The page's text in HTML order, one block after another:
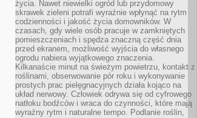
życia. Nawet niewielki ogród lub przydomowy
skrawek zieleni potrafi wyraźnie wpłynąć na rytm
codzienności i jakość życia domowników. W
czasach, gdy wiele osób pracuje w zamkniętych
pomieszczeniach i spędza znaczną część dnia
przed ekranem, możliwość wyjścia do własnego
ogrodu nabiera wyjątkowego znaczenia.
Kilkanaście minut na świeżym powietrzu, kontakt z
roślinami, obserwowanie pór roku i wykonywanie
prostych prac pielęgnacyjnych działa kojąco na
układ nerwowy. Człowiek odrywa się od cyfrowego
natłoku bodźców i wraca do czynności, które mają
wyraźny rytm i naturalne tempo. Podlanie roślin,